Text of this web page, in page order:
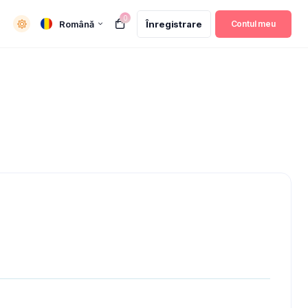
Română
0
Înregistrare Contul meu